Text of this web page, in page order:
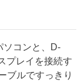
ソコンと、D-
プレイを接続す
ブルですっきり